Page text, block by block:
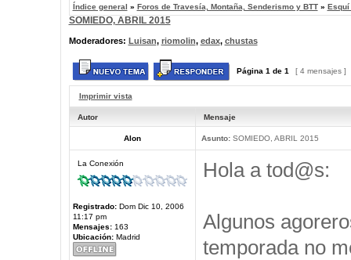
Índice general » Foros de Travesía, Montaña, Senderismo y BTT» Esquí
SOMIEDO, ABRIL 2015
Moderadores: Luisan, riomolin, edax, chustas
Página 1 de 1 [ 4 mensajes ]
Imprimir vista
Autor Mensaje
Alon Asunto:SOMIEDO, ABRIL 2015
La Conexión
Registrado:Dom Dic 10, 2006
11:17 pm
Mensajes:163
Ubicación:Madrid
Hola a tod@s:
Algunos
temporada no